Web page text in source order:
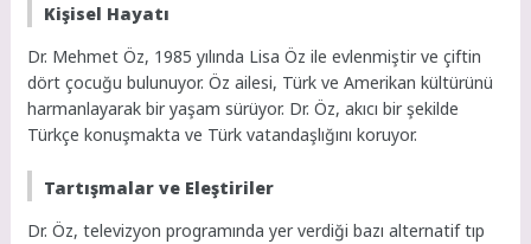
Kişisel Hayatı
Dr. Mehmet Öz, 1985 yılında Lisa Öz ile evlenmiştir ve çiftin
dört çocuğu bulunuyor. Öz ailesi, Türk ve Amerikan kültürünü
harmanlayarak bir yaşam sürüyor. Dr. Öz, akıcı bir şekilde
Türkçe konuşmakta ve Türk vatandaşlığını koruyor.
Tartışmalar ve Eleştiriler
Dr. Öz, televizyon programında yer verdiği bazı alternatif tıp